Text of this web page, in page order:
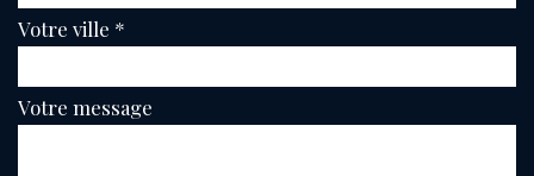
Votre ville *
Votre message